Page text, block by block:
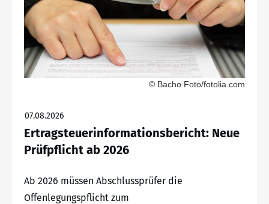
© Bacho Foto/fotolia.com
07.08.2026
Ertragsteuerinformationsbericht: Neue
Prüfpflicht ab 2026
Ab 2026 müssen Abschlussprüfer die
Offenlegungspflicht zum